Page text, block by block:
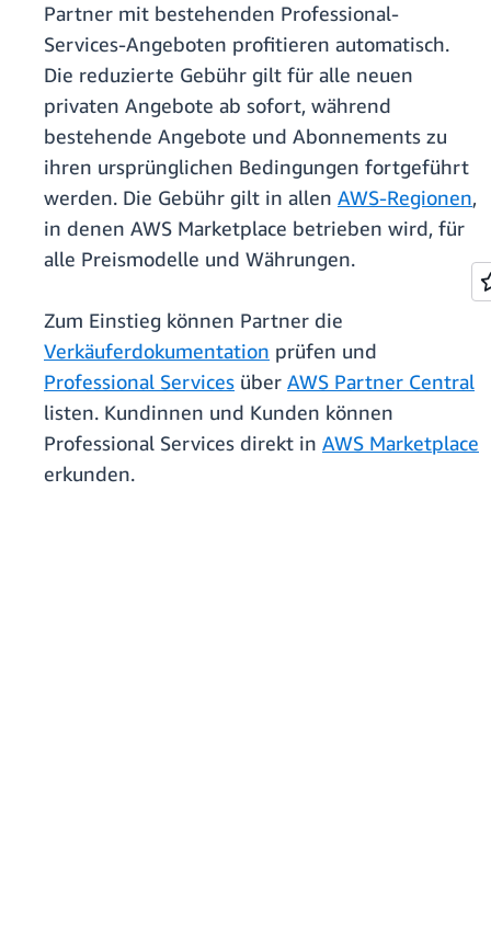
Partner mit bestehenden Professional-
Services-Angeboten profitieren automatisch.
Die reduzierte Gebühr gilt für alle neuen
privaten Angebote ab sofort, während
bestehende Angebote und Abonnements zu
ihren ursprünglichen Bedingungen fortgeführt
werden. Die Gebühr gilt in allen AWS-Regionen,
in denen AWS Marketplace betrieben wird, für
alle Preismodelle und Währungen.
Zum Einstieg können Partner die
Verkäuferdokumentation prüfen und
Professional Services über AWS Partner Central
listen. Kundinnen und Kunden können
Professional Services direkt in AWS Marketplace
erkunden.